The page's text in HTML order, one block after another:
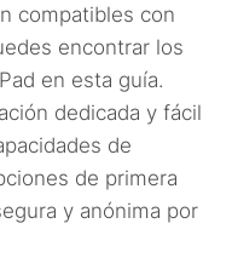
compatibles con
encontrar los
en esta guía.
dedicada y fácil
de
de primera
y anónima por